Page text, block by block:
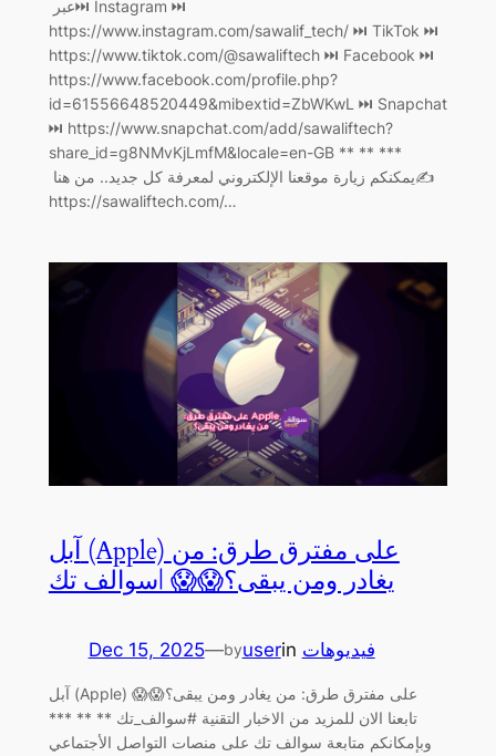
عبر ‏⏭ Instagram ⏭
https://www.instagram.com/sawalif_tech/ ‏⏭ TikTok ⏭
https://www.tiktok.com/@sawaliftech ‏⏭ Facebook ⏭
https://www.facebook.com/profile.php?
id=61556648520449&mibextid=ZbWKwL ‏⏭ Snapchat
⏭ https://www.snapchat.com/add/sawaliftech?
share_id=g8NMvKjLmfM&locale=en-GB ** ** ***
يمكنكم زيارة موقعنا الإلكتروني لمعرفة كل جديد.. من هنا ‏✍️
https://sawaliftech.com/…
آبل (Apple) على مفترق طرق: من
يغادر ومن يبقى؟😱😱 |سوالف تك
Dec 15, 2025—byuserin فيديوهات
آبل (Apple) على مفترق طرق: من يغادر ومن يبقى؟😱😱
تابعنا الان للمزيد من الاخبار التقنية #سوالف_تك ** ** ***
وبإمكانكم متابعة سوالف تك على منصات التواصل الأجتماعي